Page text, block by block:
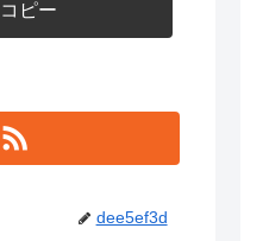
コピー
dee5ef3d